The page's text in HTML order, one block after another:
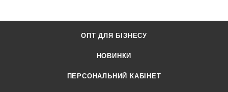
ОПТ ДЛЯ БІЗНЕСУ
НОВИНКИ
ПЕРСОНАЛЬНИЙ КАБІНЕТ